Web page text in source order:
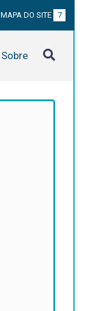
MAPA DO SITE 7
Sobre